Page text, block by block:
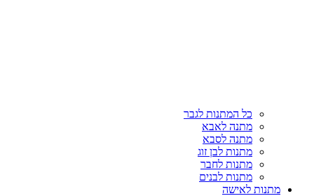
כל המתנות לגבר
מתנה לאבא
מתנה לסבא
מתנות לבן זוג
מתנות לחבר
מתנות לבנים
מתנות לאישה